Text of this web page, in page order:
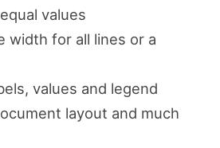
values
width for all lines or a
values and legend
layout and much